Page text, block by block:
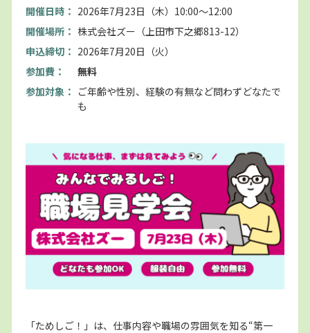
開催日時： 2026年7月23日（木）10:00～12:00
開催場所： 株式会社ズー（上田市下之郷813-12）
申込締切： 2026年7月20日（火）
参加費：
無料
参加対象： ご年齢や性別、経験の有無など問わずどなたで
も
「ためしご！」は、仕事内容や職場の雰囲気を知る“第一